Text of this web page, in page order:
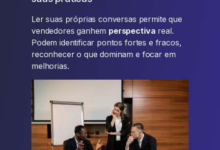
Ler suas próprias conversas permite que
vendedores ganhem perspectiva real.
Podem identificar pontos fortes e fracos,
reconhecer o que dominam e focar em
melhorias.